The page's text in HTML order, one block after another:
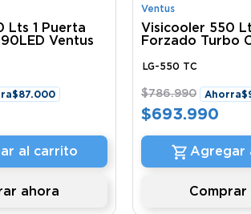
Lts 1 Puerta
Ventus
$87.000
al carrito
ahora
Ventus
Visicooler 550
Forzado Turbo
LG-550 TC
$786.990 Ahorra$
$693.990
Agregar
Comprar